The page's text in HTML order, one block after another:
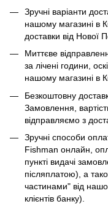
Зручні варіанти
нашому магазині в
доставки від Нової
Миттєве
за лічені години,
нашому магазині в
Безкоштовну
Замовлення,
відправляємо з
Зручні способи
Fishman онлайн,
пункті видачі
післяплатою), а
частинами" від
клієнтів банку).